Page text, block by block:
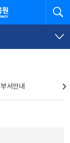
부서안내